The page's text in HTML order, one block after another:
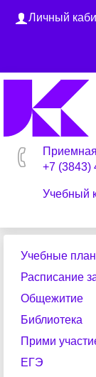
Личный
+7 (3843)
Учебный
Учебные
Расписание
Общежитие
Библиотека
Прими
ЕГЭ